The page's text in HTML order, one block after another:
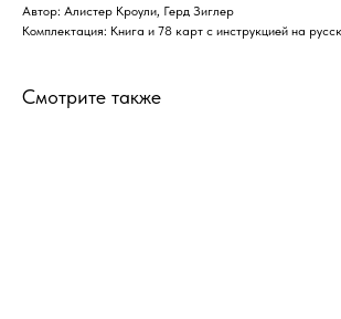
Автор: Алистер Кроули, Герд Зиглер
Комплектация: Книга и 78 карт с инструкцией на
Смотрите также